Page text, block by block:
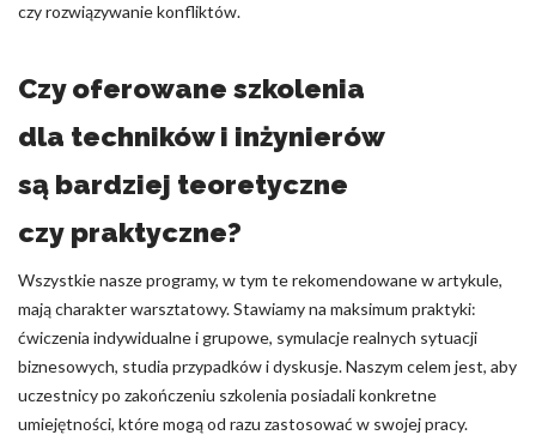
czy rozwiązywanie konfliktów.
Czy oferowane szkolenia
dla techników i inżynierów
są bardziej teoretyczne
czy praktyczne?
Wszystkie nasze programy, w tym te rekomendowane w artykule,
mają charakter warsztatowy. Stawiamy na maksimum praktyki:
ćwiczenia indywidualne i grupowe, symulacje realnych sytuacji
biznesowych, studia przypadków i dyskusje. Naszym celem jest, aby
uczestnicy po zakończeniu szkolenia posiadali konkretne
umiejętności, które mogą od razu zastosować w swojej pracy.